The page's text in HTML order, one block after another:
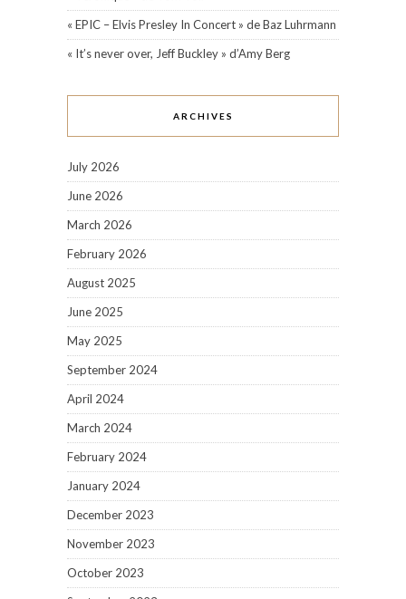
« EPIC – Elvis Presley In Concert » de Baz Luhrmann
« It’s never over, Jeff Buckley » d’Amy Berg
ARCHIVES
July 2026
June 2026
March 2026
February 2026
August 2025
June 2025
May 2025
September 2024
April 2024
March 2024
February 2024
January 2024
December 2023
November 2023
October 2023